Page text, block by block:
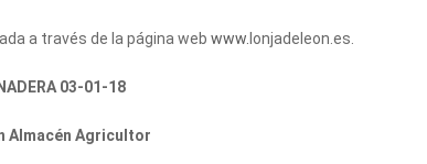
a través de la página web www.lonjadeleon.es.
03-01-18
Almacén Agricultor